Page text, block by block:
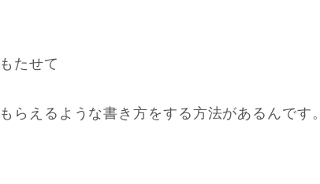
たせて
らえるような書き方をする方法があるんです。